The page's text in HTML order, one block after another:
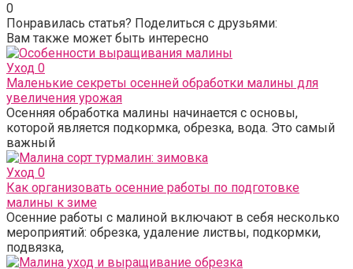
0
Понравилась статья? Поделиться с друзьями:
Вам также может быть интересно
Уход 0
Маленькие секреты осенней обработки малины для
увеличения урожая
Осенняя обработка малины начинается с основы,
которой является подкормка, обрезка, вода. Это самый
важный
Уход 0
Как организовать осенние работы по подготовке
малины к зиме
Осенние работы с малиной включают в себя несколько
мероприятий: обрезка, удаление листвы, подкормки,
подвязка,